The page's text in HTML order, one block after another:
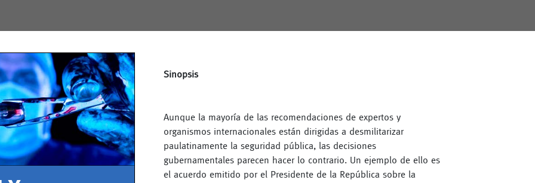
Sinopsis
Aunque la mayoría de las recomendaciones de expertos y
organismos internacionales están dirigidas a desmilitarizar
paulatinamente la seguridad pública, las decisiones
gubernamentales parecen hacer lo contrario. Un ejemplo de ello es
el acuerdo emitido por el Presidente de la República sobre la